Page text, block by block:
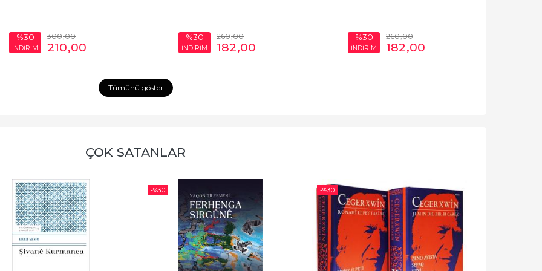
%30
İNDİRİM
300,00
210,00
%30
İNDİRİM
260,00
182,00
%30
İNDİRİM
260,00
182,00
Tümünü göster
ÇOK SATANLAR
-%30 -%30